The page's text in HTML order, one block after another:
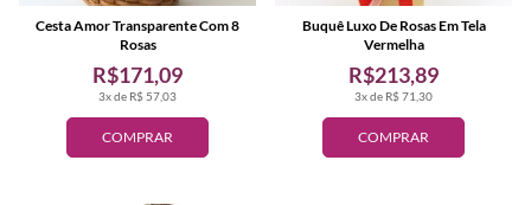
COMPRAR
3x de R$ 57,03
R$171,09
Cesta Amor Transparente Com 8
Rosas
COMPRAR
3x de R$ 71,30
R$213,89
Buquê Luxo De Rosas Em Tela
Vermelha